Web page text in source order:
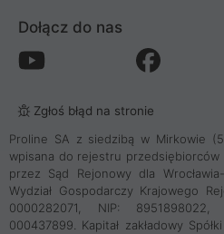
Dołącz do nas
Zgłoś błąd na stronie
Proline SA z siedzibą w Mirkowie
wpisana do rejestru przedsiębiorców
przez Sąd Rejonowy dla
Wydział Gospodarczy Krajowego
0000282071, NIP: 8951898022,
000437899. Kapitał zakładowy